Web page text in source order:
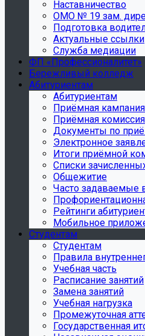
Наставничество
ОМО № 19 зам.
Подготовка
Актуальные ссылки
Служба медиации
ФП «Профессионалитет»
Бережливый колледж
Абитуриентам
Абитуриентам
Приёмная
Приёмная комиссия
Документы по
Электронное
Итоги приёмной
Списки
Общежитие
Часто задаваемые
Рейтинги
Мобильное
Студентам
Студентам
Правила
Учебная часть
Расписание занятий
Замена занятий
Учебная нагрузка
Промежуточная
Государственная